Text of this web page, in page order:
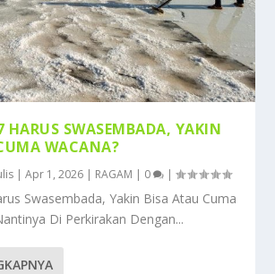
HARUS SWASEMBADA, YAKIN
WACANA?
|Apr 1, 2026 | RAGAM | 0 |
Swasembada, Yakin Bisa Atau Cuma
Di Perkirakan Dengan...